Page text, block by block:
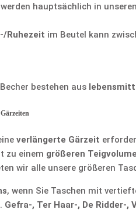
hauptsächlich in
Ruhezeit im Beutel kann
bestehen aus
verlängerte Gärzeit
zu einem größeren
wir alle unsere größeren
, wenn Sie Taschen mit
Gefra-, Ter Haar-, De Ridder-,